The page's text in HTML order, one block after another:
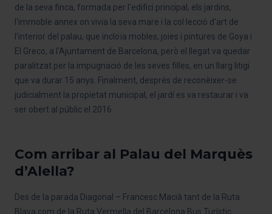
de la seva finca, formada per l'edifici principal, els jardins,
l'immoble annex on vivia la seva mare i la col·lecció d'art de
l’interior del palau, que incloïa mobles, joies i pintures de Goya i
El Greco, a l'Ajuntament de Barcelona, però el llegat va quedar
paralitzat per la impugnació de les seves filles, en un llarg litigi
que va durar 15 anys. Finalment, després de reconèixer-se
judicialment la propietat municipal, el jardí es va restaurar i va
ser obert al públic el 2016.
Com arribar al Palau del Marquès
d’Alella?
Des de la parada Diagonal – Francesc Macià tant de la Ruta
Blava com de la Ruta Vermella del Barcelona Bus Turístic,